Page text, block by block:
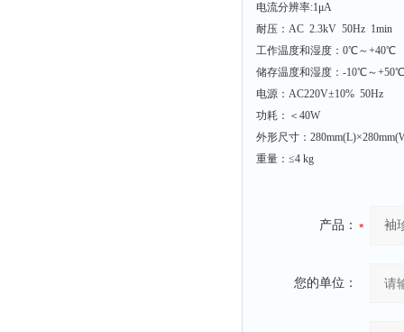
电流分辨率:1μA
耐压：AC 2.3kV 50Hz 1min
工作温度和湿度：0℃～
储存温度和湿度：-10℃～
电源：AC220V±10% 50Hz
功耗：＜40W
外形尺寸：
重量：≤4 kg
产品：
您的单位：